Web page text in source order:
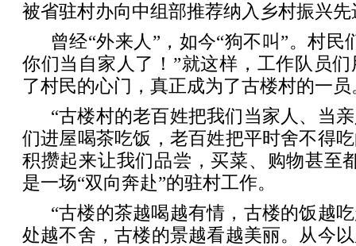
被省驻村办向中组部推荐纳入乡村振兴
曾经“外来人”，如今“狗不叫”。村民
你们当自家人了！”就这样，工作队员
了村民的心门，真正成为了古楼村的一员
“古楼村的老百姓把我们当家人、当
们进屋喝茶吃饭，老百姓把平时舍不得
积攒起来让我们品尝，买菜、购物甚至
是一场“双向奔赴”的驻村工作。
“古楼的茶越喝越有情，古楼的饭越
处越不舍，古楼的景越看越美丽。从今